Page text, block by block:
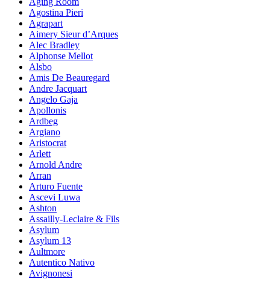
Agostina Pieri
Agrapart
Aimery Sieur d’Arques
Alec Bradley
Alphonse Mellot
Alsbo
Amis De Beauregard
Andre Jacquart
Angelo Gaja
Apollonis
Ardbeg
Argiano
Aristocrat
Arlett
Arnold Andre
Arran
Arturo Fuente
Ascevi Luwa
Ashton
Assailly-Leclaire & Fils
Asylum
Asylum 13
Aultmore
Autentico Nativo
Avignonesi